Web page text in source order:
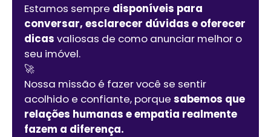
Estamos sempre disponíveis para
conversar, esclarecer dúvidas e oferecer
dicas valiosas de como anunciar melhor o
seu imóvel.
🚀
Nossa missão é fazer você se sentir
acolhido e confiante, porque sabemos que
relações humanas e empatia realmente
fazem a diferença.